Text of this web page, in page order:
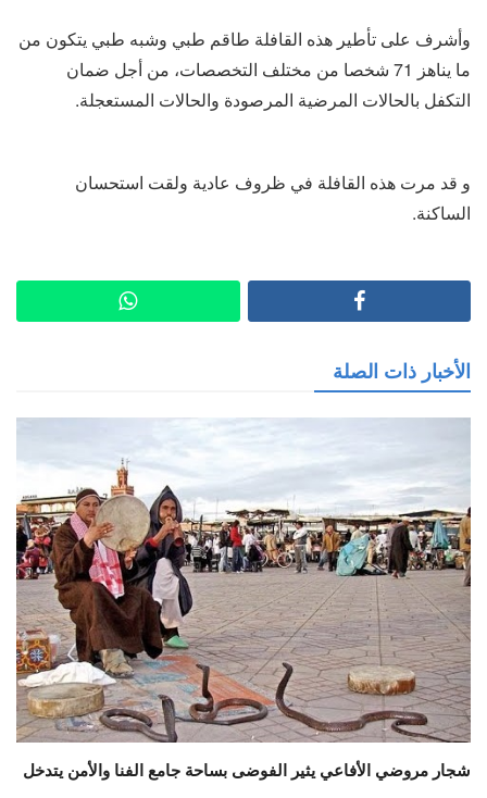
وأشرف على تأطير هذه القافلة طاقم طبي وشبه طبي يتكون من
ما يناهز 71 شخصا من مختلف التخصصات، من أجل ضمان
التكفل بالحالات المرضية المرصودة والحالات المستعجلة.
و قد مرت هذه القافلة في ظروف عادية ولقت استحسان
الساكنة.
الأخبار ذات الصلة
شجار مروضي الأفاعي يثير الفوضى بساحة جامع الفنا والأمن يتدخل